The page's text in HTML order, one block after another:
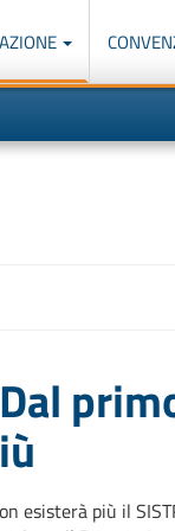
esisterà più il